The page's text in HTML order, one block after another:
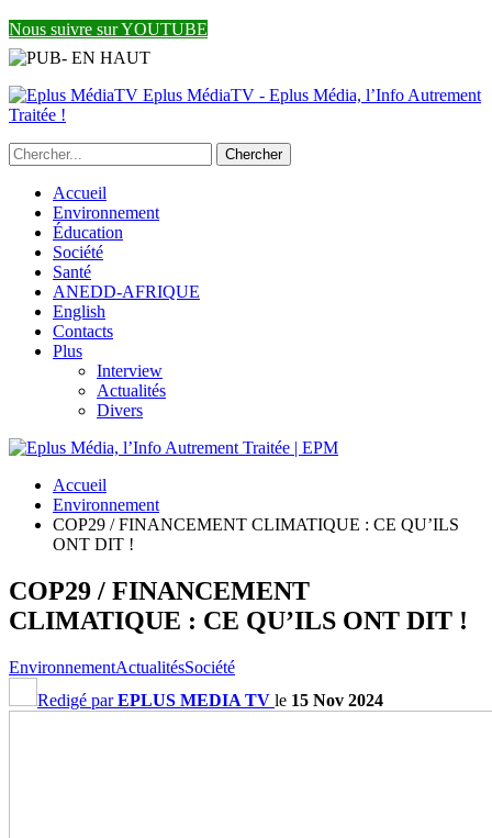
Nous suivre sur YOUTUBE
Eplus MédiaTV - Eplus Média, l’Info Autrement
Traitée !
Accueil
Environnement
Éducation
Société
Santé
ANEDD-AFRIQUE
English
Contacts
Plus
Interview
Actualités
Divers
Accueil
Environnement
COP29 / FINANCEMENT CLIMATIQUE : CE QU’ILS
ONT DIT !
COP29 / FINANCEMENT
CLIMATIQUE : CE QU’ILS ONT DIT !
EnvironnementActualitésSociété
Redigé parEPLUS MEDIA TV le 15 Nov 2024